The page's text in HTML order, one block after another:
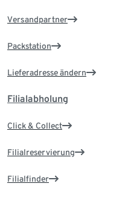
Versandpartner
Packstation
Lieferadresse ändern
Filialabholung
Click & Collect
Filialreservierung
Filialfinder